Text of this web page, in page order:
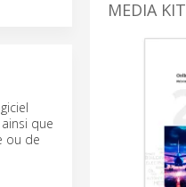
que
ou de
MEDIA KIT